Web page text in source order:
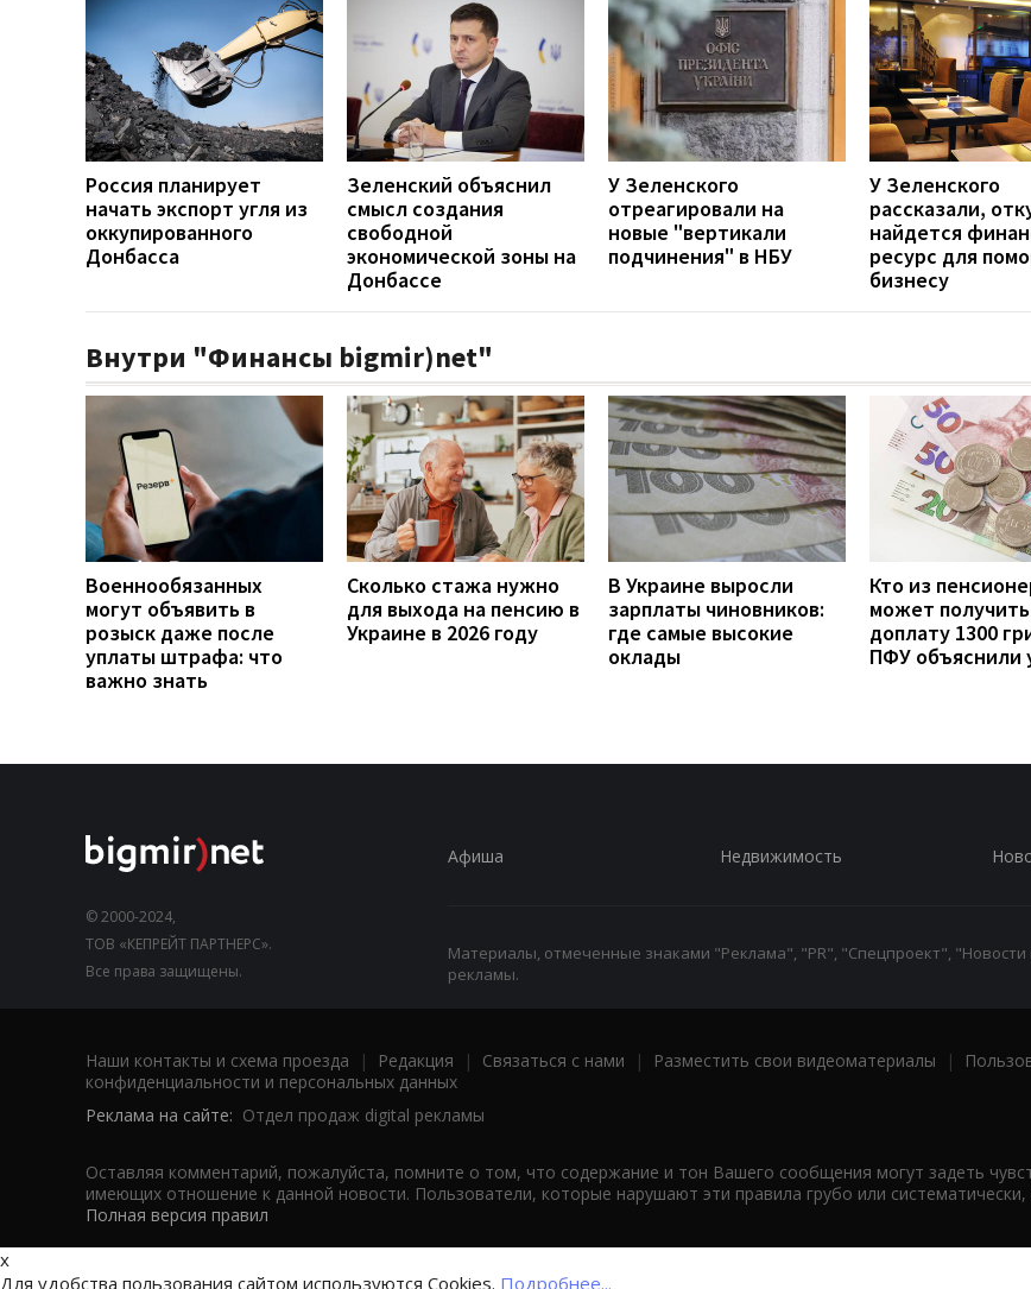
Россия планирует
начать экспорт угля из
оккупированного
Донбасса
Зеленский объяснил
смысл создания
свободной
экономической зоны на
Донбассе
У Зеленского
отреагировали на
новые "вертикали
подчинения" в НБУ
У Зеленского
рассказали,
найдется
ресурс для
бизнесу
Внутри "Финансы bigmir)net"
Военнообязанных
могут объявить в
розыск даже после
уплаты штрафа: что
важно знать
Сколько стажа нужно
для выхода на пенсию в
Украине в 2026 году
В Украине выросли
зарплаты чиновников:
где самые высокие
оклады
Кто из
может получить
доплату 1300
ПФУ объяснили
© 2000-2024,
ТОВ «КЕПРЕЙТ ПАРТНЕРС».
Все права защищены.
Афиша Недвижимость
Материалы, отмеченные знаками "Реклама", "PR", "Спецпроект",
рекламы.
Наши контакты и схема проезда | Редакция | Связаться с нами | Разместить свои видеоматериалы |
конфиденциальности и персональных данных
Реклама на сайте: Отдел продаж digital рекламы
Оставляя комментарий, пожалуйста, помните о том, что содержание и тон Вашего сообщения могут задеть
имеющих отношение к данной новости. Пользователи, которые нарушают эти правила грубо или систематически,
Полная версия правил
x
Для удобства пользования сайтом используются Cookies. Подробнее...